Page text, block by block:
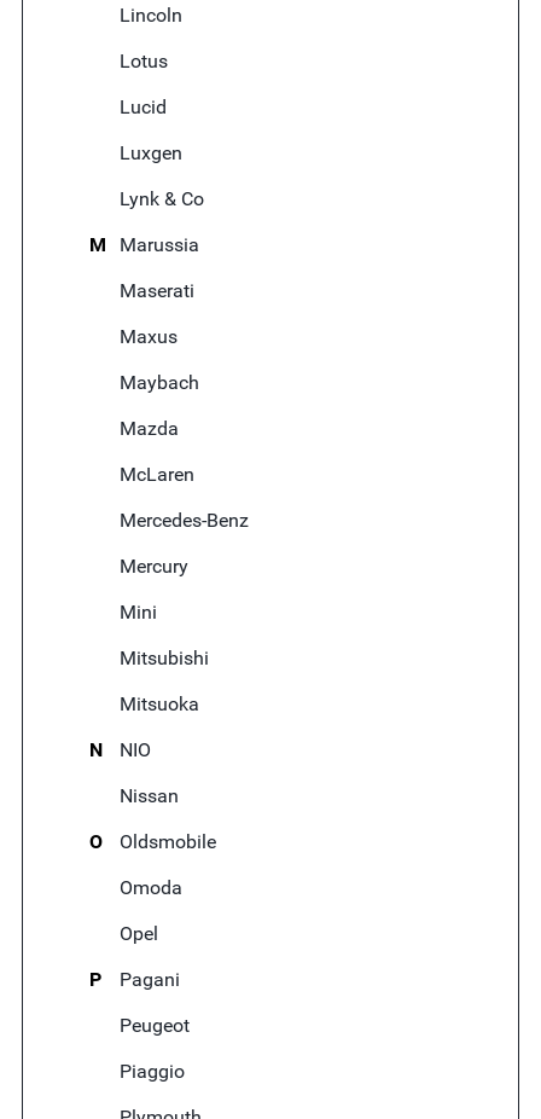
Lincoln
Lotus
Lucid
Luxgen
Lynk & Co
M
Marussia
Maserati
Maxus
Maybach
Mazda
McLaren
Mercedes-Benz
Mercury
Mini
Mitsubishi
Mitsuoka
N
NIO
Nissan
O
Oldsmobile
Omoda
Opel
P
Pagani
Peugeot
Piaggio